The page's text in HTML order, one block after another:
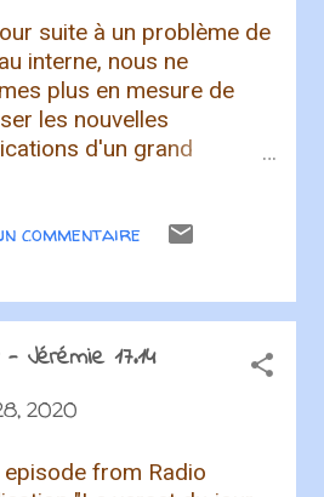
suite à un problème de
interne, nous ne
plus en mesure de
les nouvelles
d'un grand
déjà téléchargées.
et les versets du
et programmées.
de la semaine n'aura
lieu à moins qu'une
soit trouvée d'ici là. Si
peu nous contacter
commentaire
Jérémie 17.14
2020
episode from Radio